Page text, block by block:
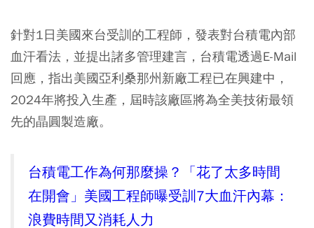
針對1日美國來台受訓的工程師，發表對台積電內部
血汗看法，並提出諸多管理建言，台積電透過E-Mail
回應，指出美國亞利桑那州新廠工程已在興建中，
2024年將投入生產，屆時該廠區將為全美技術最領
先的晶圓製造廠。
台積電工作為何那麼操？「花了太多時間
在開會」美國工程師曝受訓7大血汗內幕：
浪費時間又消耗人力